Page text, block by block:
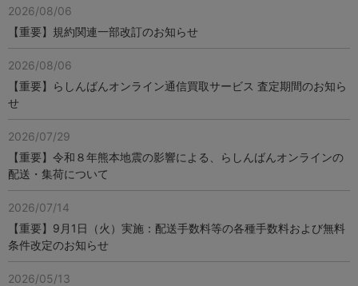
2026/08/06
【重要】規約関連一部改訂のお知らせ
2026/08/06
【重要】らしんばんオンライン通信買取サービス 査定期間のお知ら
せ
2026/07/29
【重要】令和８年熊本地震の影響による、らしんばんオンラインの
配送・集荷について
2026/07/14
【重要】9月1日（火）実施：配送手数料等の各種手数料および無料
条件改定のお知らせ
2026/05/13